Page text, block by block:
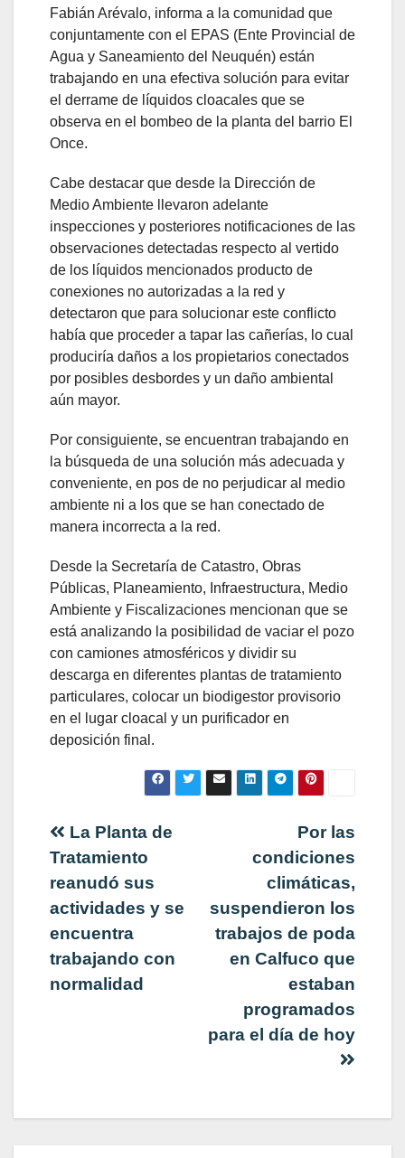
Fabián Arévalo, informa a la comunidad que
conjuntamente con el EPAS (Ente Provincial de
Agua y Saneamiento del Neuquén) están
trabajando en una efectiva solución para evitar
el derrame de líquidos cloacales que se
observa en el bombeo de la planta del barrio El
Once.
Cabe destacar que desde la Dirección de
Medio Ambiente llevaron adelante
inspecciones y posteriores notificaciones de las
observaciones detectadas respecto al vertido
de los líquidos mencionados producto de
conexiones no autorizadas a la red y
detectaron que para solucionar este conflicto
había que proceder a tapar las cañerías, lo cual
produciría daños a los propietarios conectados
por posibles desbordes y un daño ambiental
aún mayor.
Por consiguiente, se encuentran trabajando en
la búsqueda de una solución más adecuada y
conveniente, en pos de no perjudicar al medio
ambiente ni a los que se han conectado de
manera incorrecta a la red.
Desde la Secretaría de Catastro, Obras
Públicas, Planeamiento, Infraestructura, Medio
Ambiente y Fiscalizaciones mencionan que se
está analizando la posibilidad de vaciar el pozo
con camiones atmosféricos y dividir su
descarga en diferentes plantas de tratamiento
particulares, colocar un biodigestor provisorio
en el lugar cloacal y un purificador en
deposición final.
Navegación
de
entradas
Por las
condiciones
climáticas,
suspendieron los
trabajos de poda
en Calfuco que
estaban
programados
para el día de hoy
La Planta de
Tratamiento
reanudó sus
actividades y se
encuentra
trabajando con
normalidad